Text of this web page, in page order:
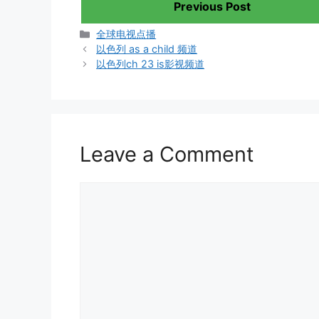
Previous Post
Categories
全球电视点播
以色列 as a child 频道
以色列ch 23 is影视频道
Leave a Comment